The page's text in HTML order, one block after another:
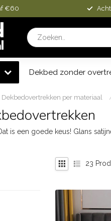
€60
Dekbed zonder
Dekbedovertrekken per materiaal
is een goede keus! Glans
23